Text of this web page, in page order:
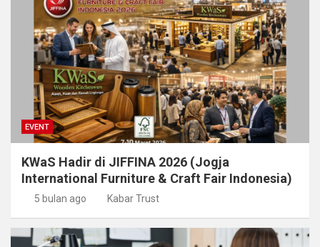
EVENT
KWaS Hadir di JIFFINA 2026 (Jogja
International Furniture & Craft Fair Indonesia)
5 bulan ago Kabar Trust